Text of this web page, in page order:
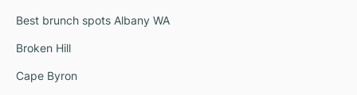
Best brunch spots Albany WA
Broken Hill
Cape Byron